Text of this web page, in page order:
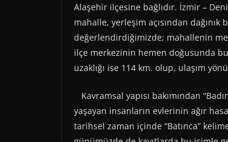
Alaşehir ilçesine bağlıdır. İzmir –
mahalle, yerleşim açısından
değerlendirdiğimizde; mahallenin
ilçe merkezinin hemen doğusunda
uzaklığı ise 114 km. olup, ulaşım
Kavramsal yapısı bakımından
yaşayan insanların evlerinin ağır
tarihsel zaman içinde “Batınca”